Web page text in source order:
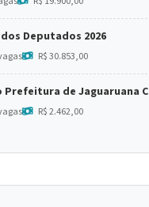
Deputados 2026
R$ 30.853,00
de Jaguaruana
R$ 2.462,00